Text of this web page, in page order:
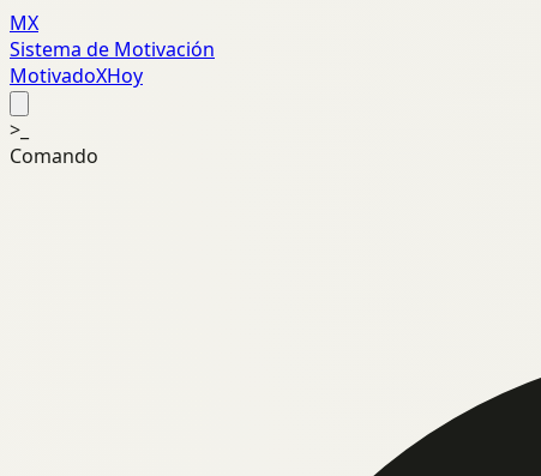
MX
Sistema de Motivación
MotivadoXHoy
>_
Comando